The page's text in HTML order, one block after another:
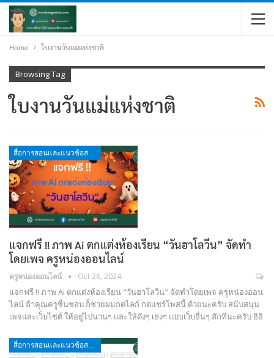
Home ใบงานวันแม่แห่งชาติ
Browsing Tag
ใบงานวันแม่แห่งชาติ
แจกฟรี !! ภาพ Ai ตกแต่งห้องเรียน “วันฮาโลวีน” จัดทำ
โดยเพจ ครูหน่องออนไลน์
ครูหน่องออนไลน์ Oct 26, 2024
แจกฟรี !! ภาพ Ai ตกแต่งห้องเรียน "วันฮาโลวีน" จัดทำโดยเพจ ครูหน่องออน
ไลน์ ถ้าคุณครูชื่นชอบ ก็ช่วยผมกดไลก์ กดแชร์โพสนี้ ด้วยนะครับ สนับสนุน
เพจและเว็บไซต์ ให้อยู่ไปนานๆ และให้ดังๆ เฮงๆ แบบเว็บอื่นๆ สักทีนะครับ อิอิ
สื่อการสอนและแนวข้อสอบ